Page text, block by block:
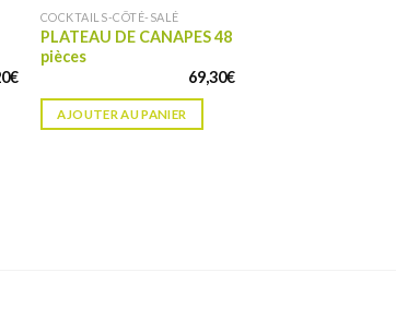
€
COCKTAILS-CÔTÉ-SALÉ
PLATEAU DE CANAPES 48
pièces
69,30€
AJOUTER AU PANIER